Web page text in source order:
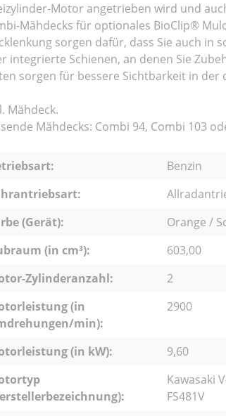
Motor angetrieben wird und
Mähdecks für optionales BioClip®
sorgen dafür, dass Sie auch
integrierte Schienen, an denen Sie
sorgen für bessere Sichtbarkeit in
Mähdeck.
Mähdecks: Combi 94, Combi 103
Benzin
(Gerät):
Orange /
(in cm³):
603,00
Zylinderanzahl:
2
(in
min):
2900
(in kW):
9,60
Kawasaki
FS481V